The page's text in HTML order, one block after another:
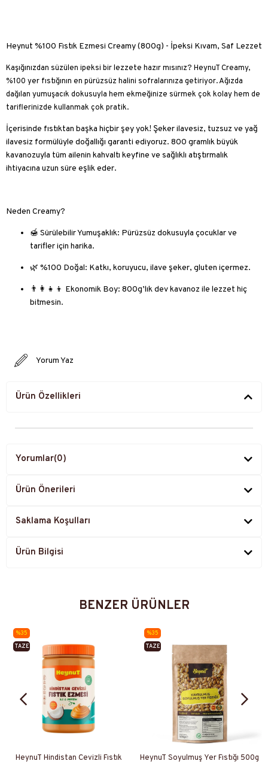
Heynut %100 Fıstık Ezmesi Creamy (800g) - İpeksi Kıvam, Saf Lezzet
Kaşığınızdan süzülen ipeksi bir lezzete hazır mısınız? HeynuT Creamy,
%100 yer fıstığının en pürüzsüz halini sofralarınıza getiriyor. Ağızda
dağılan yumuşacık dokusuyla hem ekmeğinize sürmek çok kolay hem de
tariflerinizde kullanmak çok pratik.
İçerisinde fıstıktan başka hiçbir şey yok! Şeker ilavesiz, tuzsuz ve yağ
ilavesiz formülüyle doğallığı garanti ediyoruz. 800 gramlık büyük
kavanozuyla tüm ailenin kahvaltı keyfine ve sağlıklı atıştırmalık
ihtiyacına uzun süre eşlik eder.
Neden Creamy?
🍯 Sürülebilir Yumuşaklık: Pürüzsüz dokusuyla çocuklar ve
tarifler için harika.
🌿 %100 Doğal: Katkı, koruyucu, ilave şeker, gluten içermez.
👨‍👩‍👧‍👦 Ekonomik Boy: 800g’lık dev kavanoz ile lezzet hiç
bitmesin.
Yorum Yaz
Ürün Özellikleri
Yorumlar(0)
Ürün Önerileri
Saklama Koşulları
Ürün Bilgisi
BENZER ÜRÜNLER
HeynuT Hindistan Cevizli Fıstık
%35
TAZE
HeynuT Soyulmuş Yer Fıstığı 500g
%35
TAZE